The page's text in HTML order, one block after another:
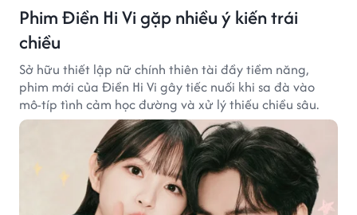
Phim Điền Hi Vi gặp nhiều ý kiến trái
chiều
Sở hữu thiết lập nữ chính thiên tài đầy tiềm năng,
phim mới của Điền Hi Vi gây tiếc nuối khi sa đà vào
mô-típ tình cảm học đường và xử lý thiếu chiều sâu.